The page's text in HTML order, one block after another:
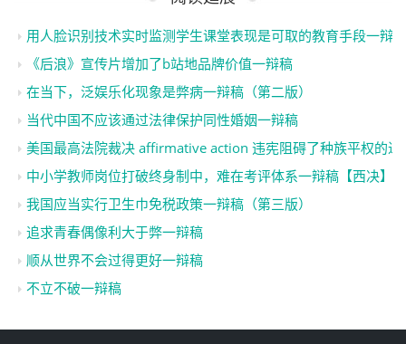
用人脸识别技术实时监测学生课堂表现是可取的教育手段一辩稿
《后浪》宣传片增加了b站地品牌价值一辩稿
在当下，泛娱乐化现象是弊病一辩稿（第二版）
当代中国不应该通过法律保护同性婚姻一辩稿
美国最高法院裁决 affirmative action 违宪阻碍了种族平权的进
中小学教师岗位打破终身制中，难在考评体系一辩稿【西决】
我国应当实行卫生巾免税政策一辩稿（第三版）
追求青春偶像利大于弊一辩稿
顺从世界不会过得更好一辩稿
不立不破一辩稿